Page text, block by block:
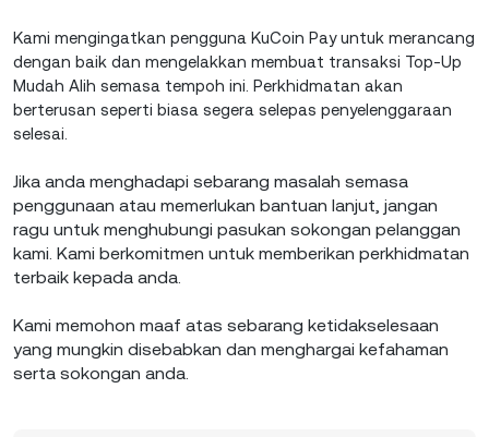
Kami mengingatkan pengguna KuCoin Pay untuk merancang
dengan baik dan mengelakkan membuat transaksi Top-Up
Mudah Alih semasa tempoh ini. Perkhidmatan akan
berterusan seperti biasa segera selepas penyelenggaraan
selesai.
Jika anda menghadapi sebarang masalah semasa
penggunaan atau memerlukan bantuan lanjut, jangan
ragu untuk menghubungi pasukan sokongan pelanggan
kami. Kami berkomitmen untuk memberikan perkhidmatan
terbaik kepada anda.
Kami memohon maaf atas sebarang ketidakselesaan
yang mungkin disebabkan dan menghargai kefahaman
serta sokongan anda.